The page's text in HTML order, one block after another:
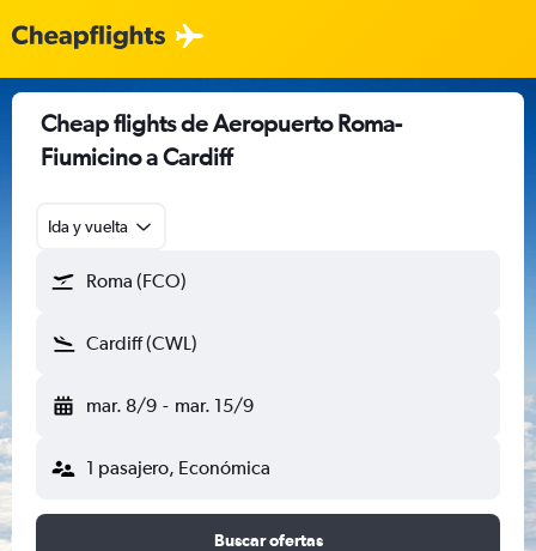
Cheap flights de Aeropuerto Roma-
Fiumicino a Cardiff
Ida y vuelta
Roma (FCO)
Cardiff (CWL)
mar. 8/9 - mar. 15/9
1 pasajero, Económica
Buscar ofertas